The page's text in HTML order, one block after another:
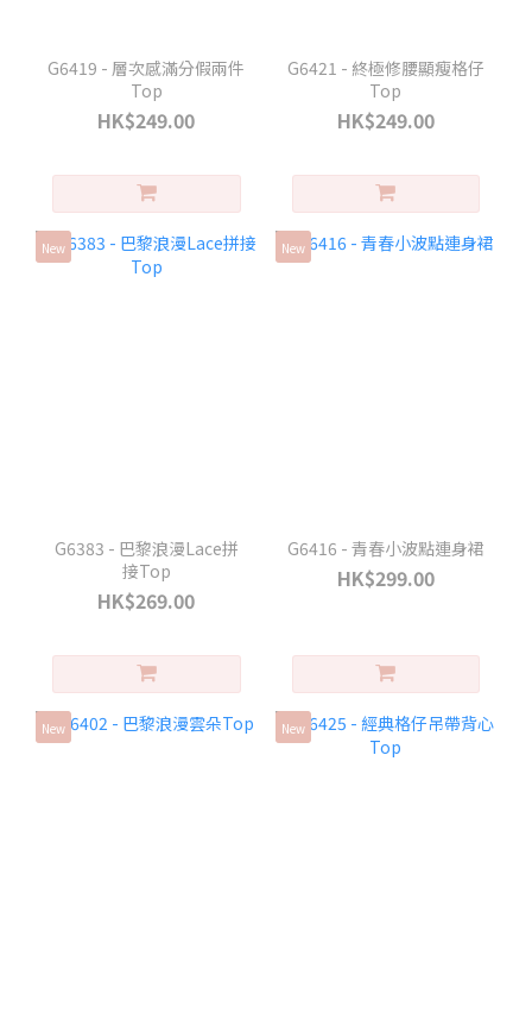
G6419 - 層次感滿分假兩件
Top
HK$249.00
G6421 - 終極修腰顯瘦格仔
Top
HK$249.00
New
G6383 - 巴黎浪漫Lace拼
接Top
HK$269.00
New
G6416 - 青春小波點連身裙
HK$299.00
New New